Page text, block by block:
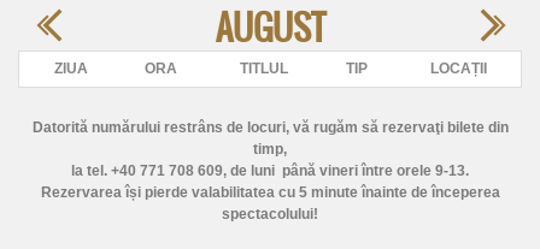
AUGUST
ZIUA ORA TITLUL TIP LOCAȚII
Datorită numărului restrâns de locuri, vă rugăm să rezervaţi bilete din
timp,
la tel. +40 771 708 609, de luni până vineri între orele 9-13.
Rezervarea își pierde valabilitatea cu 5 minute înainte de începerea
spectacolului!